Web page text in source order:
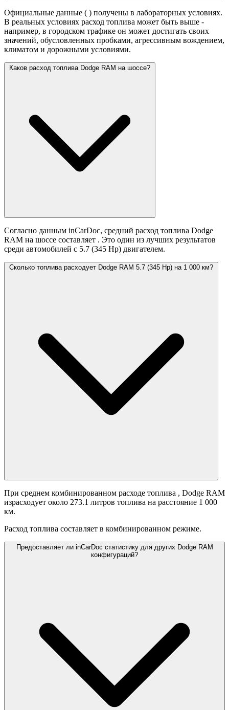
Официальные данные ( ) получены в лабораторных условиях.
В реальных условиях расход топлива может быть выше -
например, в городском трафике он может достигать своих
значений, обусловленных пробками, агрессивным вождением,
климатом и дорожными условиями.
Каков расход топлива Dodge RAM на шоссе?
Согласно данным inCarDoc, средний расход топлива Dodge
RAM на шоссе составляет . Это один из лучших результатов
среди автомобилей с 5.7 (345 Hp) двигателем.
Сколько топлива расходует Dodge RAM 5.7 (345 Hp) на 1 000 км?
При среднем комбинированном расходе топлива , Dodge RAM
израсходует около 273.1 литров топлива на расстояние 1 000
км.
Расход топлива составляет в комбинированном режиме.
Предоставляет ли inCarDoc статистику для других Dodge RAM
конфигураций?